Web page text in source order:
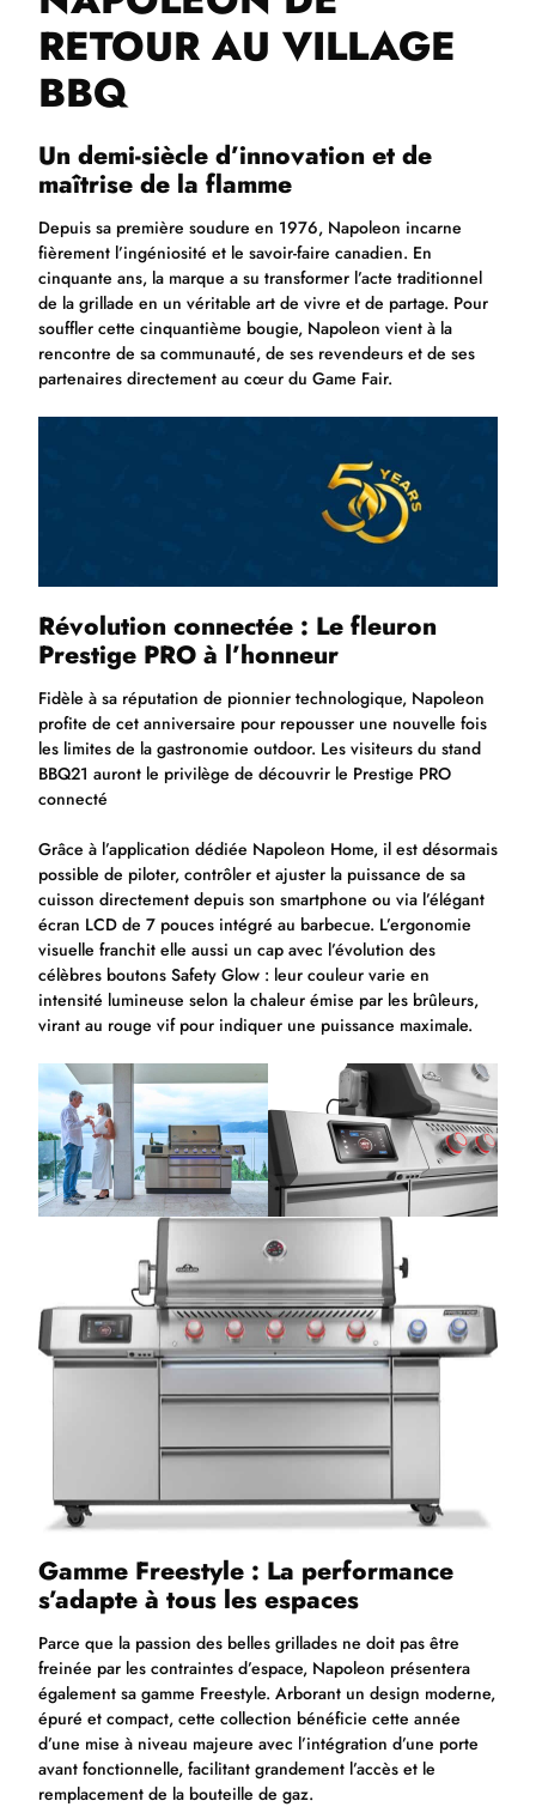
RETOUR AU VILLAGE
BBQ
Un demi-siècle d’innovation et de
maîtrise de la flamme
Depuis sa première soudure en 1976, Napoleon incarne
fièrement l’ingéniosité et le savoir-faire canadien. En
cinquante ans, la marque a su transformer l’acte traditionnel
de la grillade en un véritable art de vivre et de partage. Pour
souffler cette cinquantième bougie, Napoleon vient à la
rencontre de sa communauté, de ses revendeurs et de ses
partenaires directement au cœur du Game Fair.
Révolution connectée : Le fleuron
Prestige PRO à l’honneur
Fidèle à sa réputation de pionnier technologique, Napoleon
profite de cet anniversaire pour repousser une nouvelle fois
les limites de la gastronomie outdoor. Les visiteurs du stand
BBQ21 auront le privilège de découvrir le Prestige PRO
connecté
Grâce à l’application dédiée Napoleon Home, il est désormais
possible de piloter, contrôler et ajuster la puissance de sa
cuisson directement depuis son smartphone ou via l’élégant
écran LCD de 7 pouces intégré au barbecue. L’ergonomie
visuelle franchit elle aussi un cap avec l’évolution des
célèbres boutons Safety Glow : leur couleur varie en
intensité lumineuse selon la chaleur émise par les brûleurs,
virant au rouge vif pour indiquer une puissance maximale.
Gamme Freestyle : La performance
s’adapte à tous les espaces
Parce que la passion des belles grillades ne doit pas être
freinée par les contraintes d’espace, Napoleon présentera
également sa gamme Freestyle. Arborant un design moderne,
épuré et compact, cette collection bénéficie cette année
d’une mise à niveau majeure avec l’intégration d’une porte
avant fonctionnelle, facilitant grandement l’accès et le
remplacement de la bouteille de gaz.